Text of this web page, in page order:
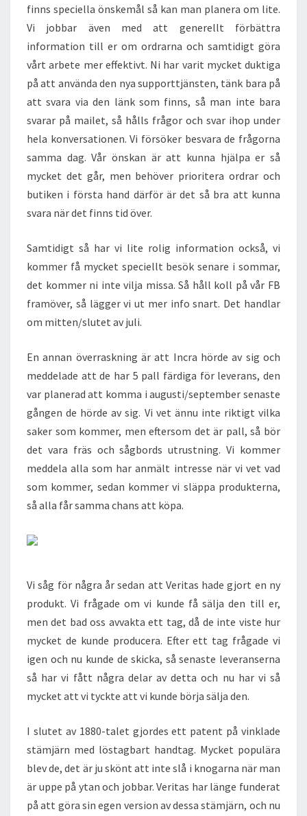
finns speciella önskemål så kan man planera om lite.
Vi jobbar även med att generellt förbättra
information till er om ordrarna och samtidigt göra
vårt arbete mer effektivt. Ni har varit mycket duktiga
på att använda den nya supporttjänsten, tänk bara på
att svara via den länk som finns, så man inte bara
svarar på mailet, så hålls frågor och svar ihop under
hela konversationen. Vi försöker besvara de frågorna
samma dag. Vår önskan är att kunna hjälpa er så
mycket det går, men behöver prioritera ordrar och
butiken i första hand därför är det så bra att kunna
svara när det finns tid över.
Samtidigt så har vi lite rolig information också, vi
kommer få mycket speciellt besök senare i sommar,
det kommer ni inte vilja missa. Så håll koll på vår FB
framöver, så lägger vi ut mer info snart. Det handlar
om mitten/slutet av juli.
En annan överraskning är att Incra hörde av sig och
meddelade att de har 5 pall färdiga för leverans, den
var planerad att komma i augusti/september senaste
gången de hörde av sig. Vi vet ännu inte riktigt vilka
saker som kommer, men eftersom det är pall, så bör
det vara fräs och sågbords utrustning. Vi kommer
meddela alla som har anmält intresse när vi vet vad
som kommer, sedan kommer vi släppa produkterna,
så alla får samma chans att köpa.
Vi såg för några år sedan att Veritas hade gjort en ny
produkt. Vi frågade om vi kunde få sälja den till er,
men det bad oss avvakta ett tag, då de inte viste hur
mycket de kunde producera. Efter ett tag frågade vi
igen och nu kunde de skicka, så senaste leveranserna
så har vi fått några delar av detta och nu har vi så
mycket att vi tyckte att vi kunde börja sälja den.
I slutet av 1880-talet gjordes ett patent på vinklade
stämjärn med löstagbart handtag. Mycket populära
blev de, det är ju skönt att inte slå i knogarna när man
är uppe på ytan och jobbar. Veritas har länge funderat
på att göra sin egen version av dessa stämjärn, och nu